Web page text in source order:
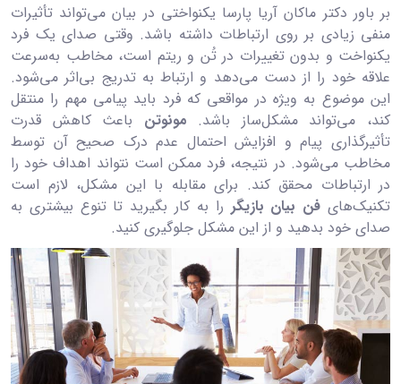
بر باور دکتر ماکان آریا پارسا یکنواختی در بیان می‌تواند تأثیرات
منفی زیادی بر روی ارتباطات داشته باشد. وقتی صدای یک فرد
یکنواخت و بدون تغییرات در تُن و ریتم است، مخاطب به‌سرعت
علاقه خود را از دست می‌دهد و ارتباط به تدریج بی‌اثر می‌شود.
این موضوع به ویژه در مواقعی که فرد باید پیامی مهم را منتقل
کند، می‌تواند مشکل‌ساز باشد. مونوتن باعث کاهش قدرت
تأثیرگذاری پیام و افزایش احتمال عدم درک صحیح آن توسط
مخاطب می‌شود. در نتیجه، فرد ممکن است نتواند اهداف خود را
در ارتباطات محقق کند. برای مقابله با این مشکل، لازم است
تکنیک‌های فن بیان بازیگر را به کار بگیرید تا تنوع بیشتری به
صدای خود بدهید و از این مشکل جلوگیری کنید.